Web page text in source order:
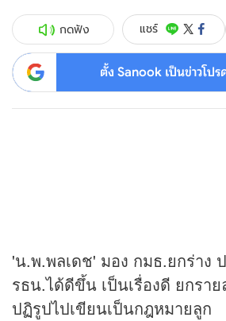
กดฟัง แชร์
ตั้ง Sanook เป็นข่าวโป
'น.พ.พลเดช' มอง กมธ.ยกร่าง
รธน.ได้ดีขึ้น เป็นเรื่องดี ยกรา
ปฏิรูปไปเขียนเป็นกฎหมายลูก